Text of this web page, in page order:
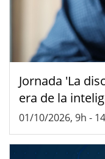
Jornada 'La
era de la
01/10/2026, 9h -